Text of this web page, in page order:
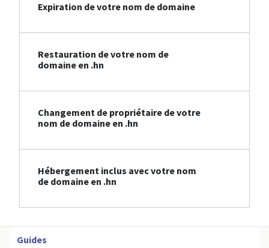
Expiration de votre nom de domaine
Restauration de votre nom de
domaine en .hn
Changement de propriétaire de votre
nom de domaine en .hn
Hébergement inclus avec votre nom
de domaine en .hn
Guides